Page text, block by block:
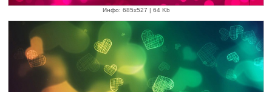
Инфо: 685х527 | 64 Kb